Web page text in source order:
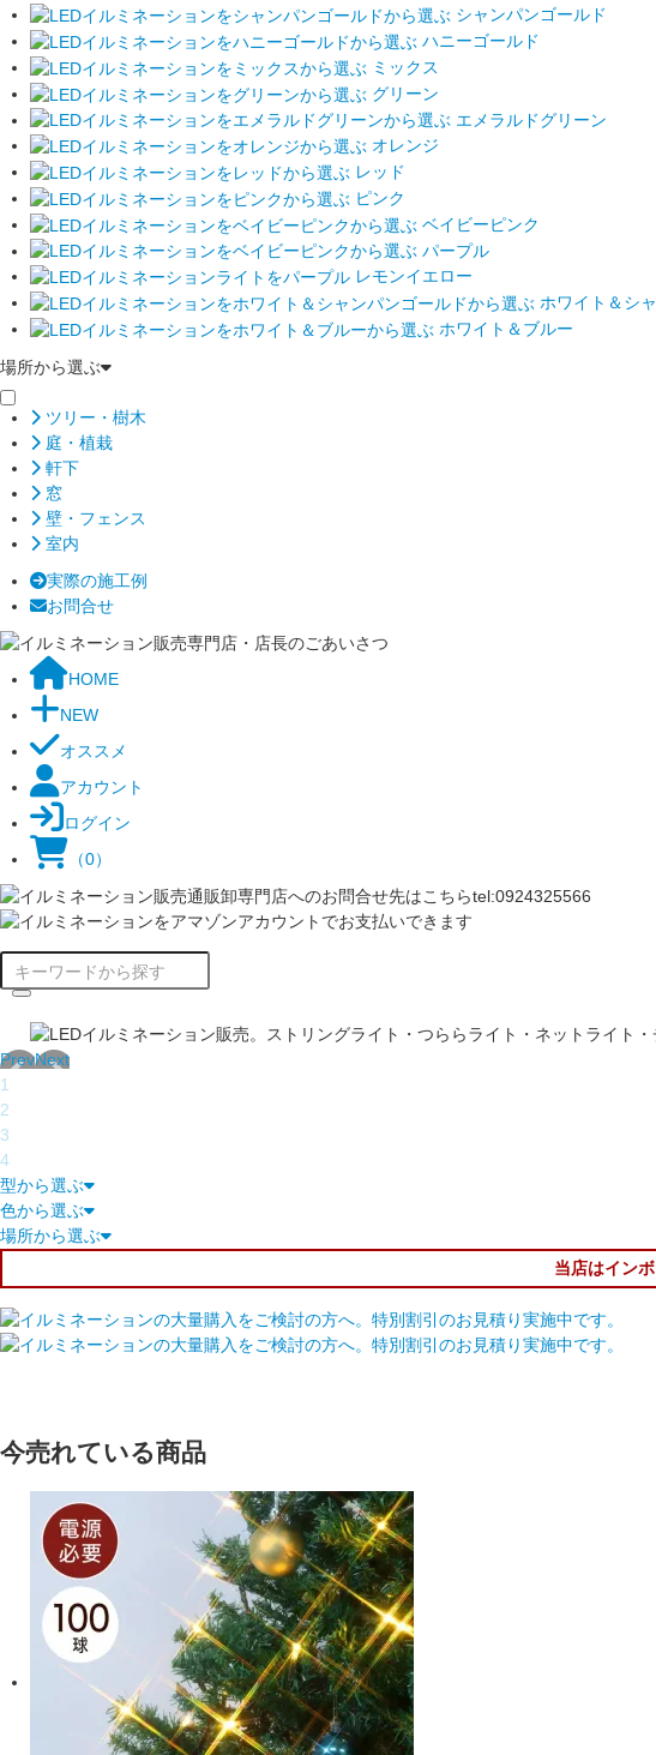
シャンパンゴールド
ハニーゴールド
ミックス
グリーン
エメラルドグリーン
オレンジ
レッド
ピンク
ベイビーピンク
パープル
レモンイエロー
ホワイト＆シ
ホワイト＆ブルー
場所から選ぶ
ツリー・樹木
庭・植栽
軒下
窓
壁・フェンス
室内
実際の施工例
お問合せ
HOME
NEW
オススメ
アカウント
ログイン
（0）
PrevNext
1
2
3
4
型から選ぶ
色から選ぶ
場所から選ぶ
当店はイン
今売れている商品